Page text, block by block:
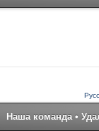
Наша команда •